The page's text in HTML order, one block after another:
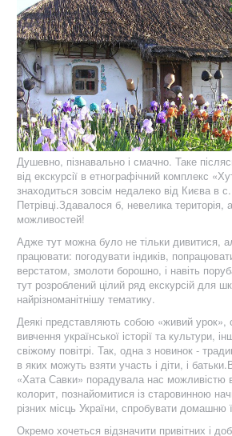
Душевно, пізнавально і смачно. Таке
від екскурсії в етнографічний комплекс
знаходиться зовсім недалеко від Києва в
Петрівці.Здавалося б, невелика територія,
можливостей!
Адже тут можна було не тільки дивитися,
працювати: погодувати індиків,
верстатом, змолоти борошно, і навіть
тут розроблений цілий ряд екскурсій для
найрізноманітнішу тематику.
Деякі представляють собою «живий урок»,
вивчення української історії та культури,
свіжому повітрі. Так, одна з новинок -
в яких можуть взяти участь і діти, і
«Хата Савки» порадувала нас можливістю
колорит, познайомитися із старовинною
різних місць України, спробувати домашню
Окремо хочеться відзначити привітних і